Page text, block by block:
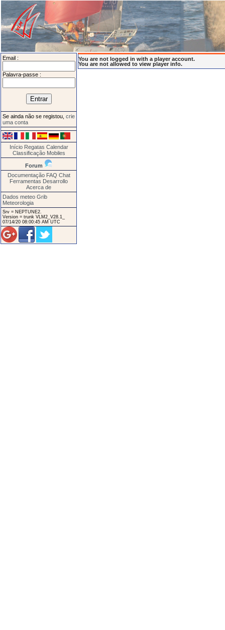
Email :
Palavra-passe :
Se ainda não se registou, crie
uma conta
Início Regatas Calendar
Classificação Mobiles
Forum
Documentação FAQ Chat
Ferramentas Desarrollo
Acerca de
Dados meteo Grib
Meteorologia
Srv = NEPTUNE2.
Version = trunk VLM2_V28.1_
07/14/20 08:00:45 AM UTC
You are not logged in with a player account.
You are not allowed to view player info.